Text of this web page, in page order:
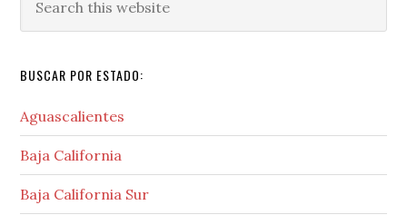
this
BUSCAR POR ESTADO:
Aguascalientes
Baja California
Baja California Sur